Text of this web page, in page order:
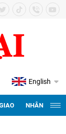
English
NHÂN